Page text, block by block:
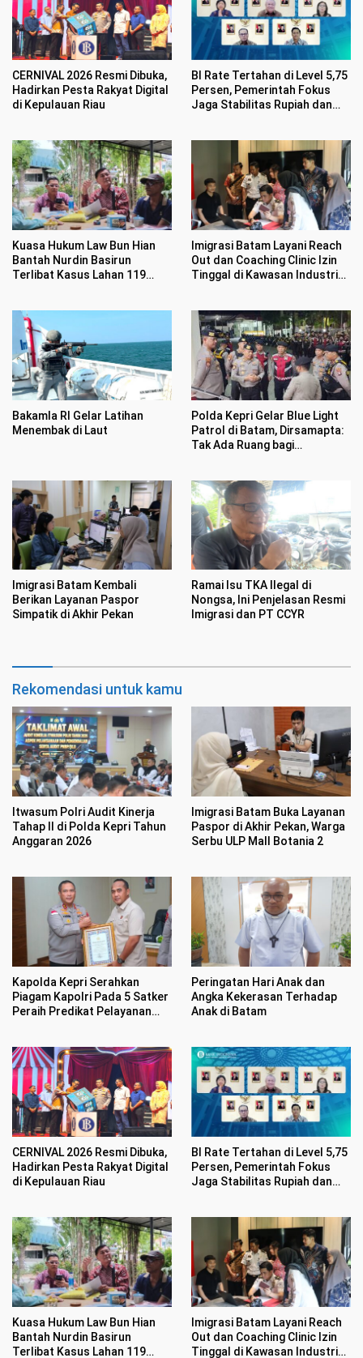
CERNIVAL 2026 Resmi Dibuka,
Hadirkan Pesta Rakyat Digital
di Kepulauan Riau
BI Rate Tertahan di Level 5,75
Persen, Pemerintah Fokus
Jaga Stabilitas Rupiah dan
Kuasa Hukum Law Bun Hian
Bantah Nurdin Basirun
Terlibat Kasus Lahan 119
Imigrasi Batam Layani Reach
Out dan Coaching Clinic Izin
Tinggal di Kawasan Industri
Bakamla RI Gelar Latihan
Menembak di Laut
Polda Kepri Gelar Blue Light
Patrol di Batam, Dirsamapta:
Tak Ada Ruang bagi
Imigrasi Batam Kembali
Berikan Layanan Paspor
Simpatik di Akhir Pekan
Ramai Isu TKA Ilegal di
Nongsa, Ini Penjelasan Resmi
Imigrasi dan PT CCYR
Rekomendasi untuk kamu
Itwasum Polri Audit Kinerja
Tahap II di Polda Kepri Tahun
Anggaran 2026
Imigrasi Batam Buka Layanan
Paspor di Akhir Pekan, Warga
Serbu ULP Mall Botania 2
Kapolda Kepri Serahkan
Piagam Kapolri Pada 5 Satker
Peraih Predikat Pelayanan
Peringatan Hari Anak dan
Angka Kekerasan Terhadap
Anak di Batam
CERNIVAL 2026 Resmi Dibuka,
Hadirkan Pesta Rakyat Digital
di Kepulauan Riau
BI Rate Tertahan di Level 5,75
Persen, Pemerintah Fokus
Jaga Stabilitas Rupiah dan
Kuasa Hukum Law Bun Hian
Bantah Nurdin Basirun
Terlibat Kasus Lahan 119
Imigrasi Batam Layani Reach
Out dan Coaching Clinic Izin
Tinggal di Kawasan Industri